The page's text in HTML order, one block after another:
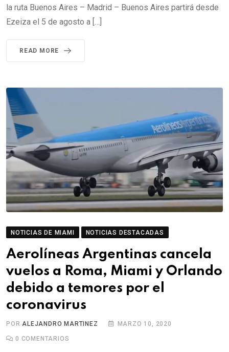
la ruta Buenos Aires – Madrid – Buenos Aires partirá desde
Ezeiza el 5 de agosto a […]
READ MORE
NOTICIAS DE MIAMI NOTICIAS DESTACADAS
Aerolíneas Argentinas cancela
vuelos a Roma, Miami y Orlando
debido a temores por el
coronavirus
POR ALEJANDRO MARTINEZ MARZO 10, 2020
0 COMENTARIOS